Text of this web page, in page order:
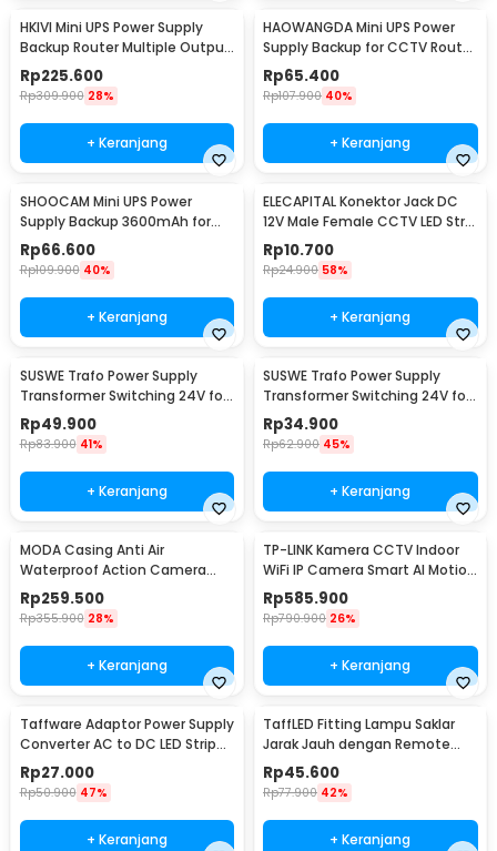
HKIVI Mini UPS Power Supply
Backup Router Multiple Output
10400mAh - DCL-18W
Rp225.600
Rp309.900 28%
+ Keranjang
HAOWANGDA Mini UPS Power
Supply Backup for CCTV Router
Alarm 5400mAh - 12V2A
Rp65.400
Rp107.900 40%
+ Keranjang
SHOOCAM Mini UPS Power
Supply Backup 3600mAh for
CCTV Router Alarm - QX-2318B
Rp66.600
Rp109.900 40%
+ Keranjang
ELECAPITAL Konektor Jack DC
12V Male Female CCTV LED Strip
5 Pair - EC5
Rp10.700
Rp24.900 58%
+ Keranjang
SUSWE Trafo Power Supply
Transformer Switching 24V for
LED Strip 4A 100W - S-60-24/S-
100-24
Rp49.900
Rp83.900 41%
+ Keranjang
SUSWE Trafo Power Supply
Transformer Switching 24V for
LED Strip 2.5A 60W - S-60-
24/S-100-24
Rp34.900
Rp62.900 45%
+ Keranjang
MODA Casing Anti Air
Waterproof Action Camera
Case for Insta360 X3 45M -
DV4
Rp259.500
Rp355.900 28%
+ Keranjang
TP-LINK Kamera CCTV Indoor
WiFi IP Camera Smart AI Motion
Tracking 2K - Tapo C225
Rp585.900
Rp790.900 26%
+ Keranjang
Taffware Adaptor Power Supply
Converter AC to DC LED Strip
18V 2A - 2420 / 1820
Rp27.000
Rp50.900 47%
+ Keranjang
TaffLED Fitting Lampu Saklar
Jarak Jauh dengan Remote
Control 220V E27 - GN-680
Rp45.600
Rp77.900 42%
+ Keranjang